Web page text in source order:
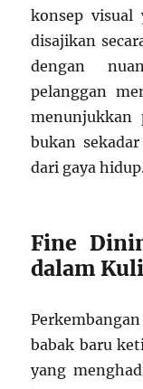
konsep visual
disajikan
dengan
pelanggan
menunjukkan
bukan
dari gaya
Fine
dalam
babak baru
yang